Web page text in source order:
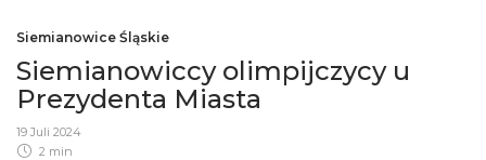
Siemianowice Śląskie
Siemianowiccy olimpijczycy u
Prezydenta Miasta
19 Juli 2024
2 min